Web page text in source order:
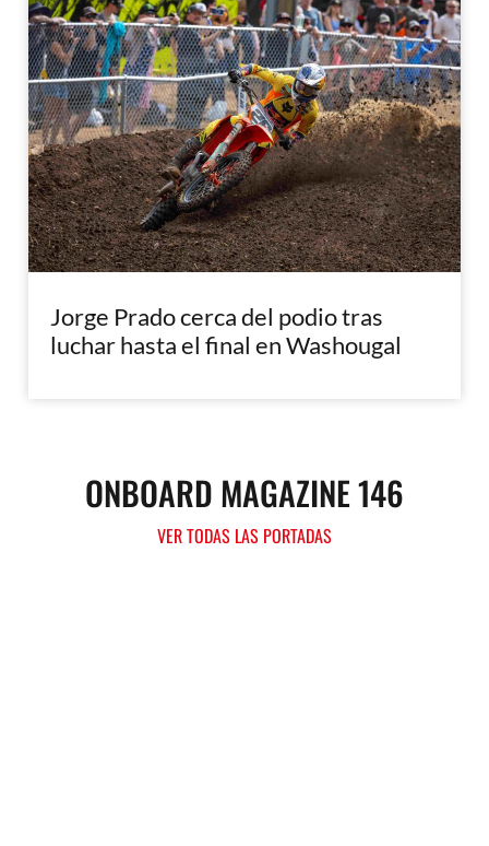
Jorge Prado cerca del podio tras
luchar hasta el final en Washougal
ONBOARD MAGAZINE 146
VER TODAS LAS PORTADAS